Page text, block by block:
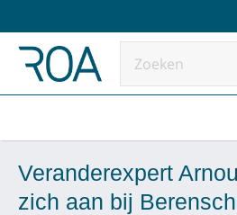
Veranderexpert
zich aan bij